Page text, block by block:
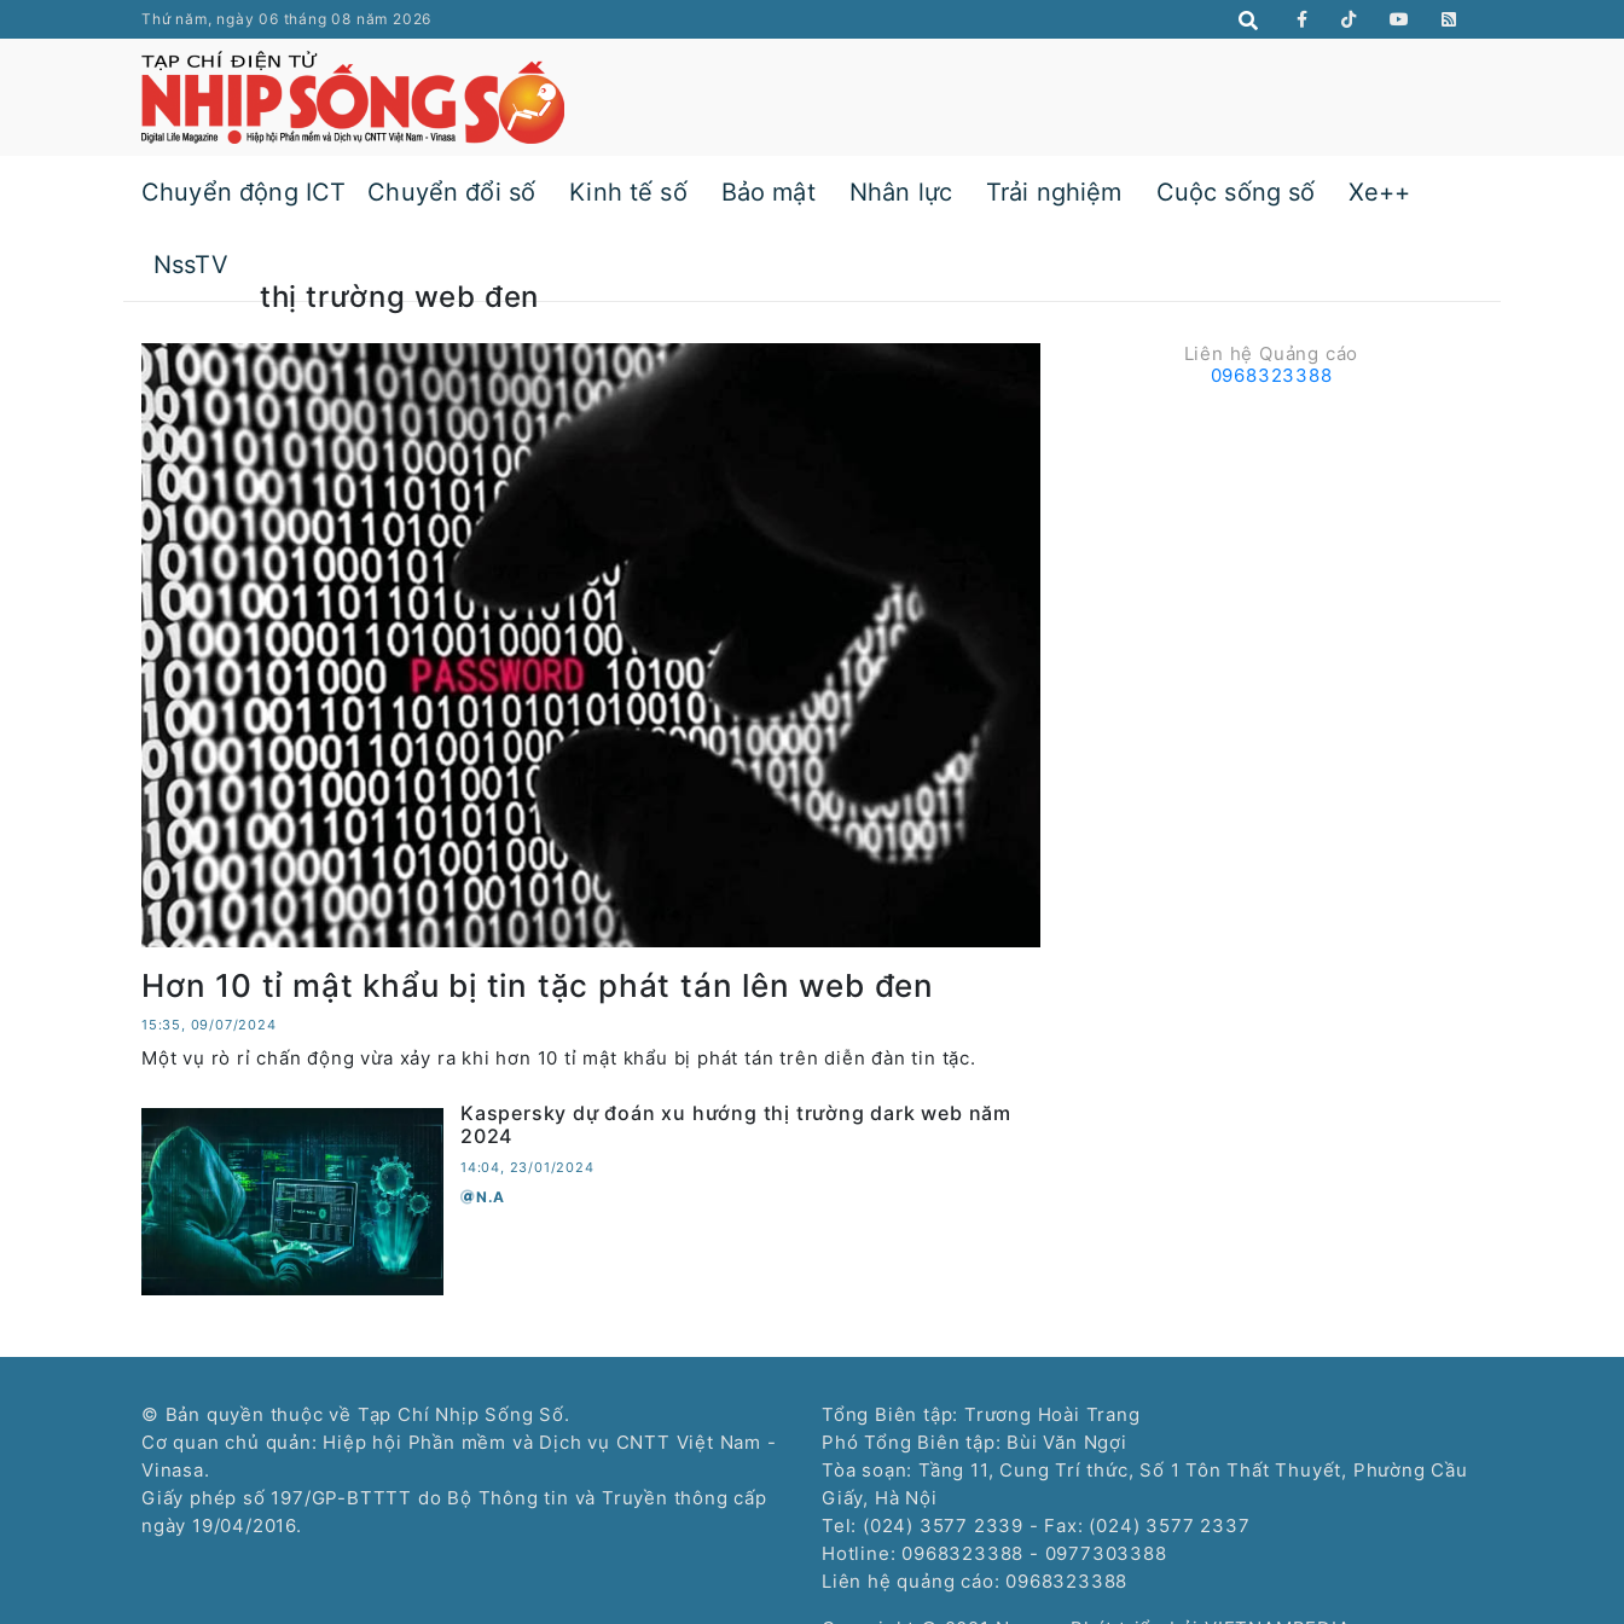
Thứ năm, ngày 06 tháng 08 năm 2026
Chuyển động ICT Chuyển đổi số Kinh tế số Bảo mật Nhân lực Trải nghiệm Cuộc sống số Xe++
NssTV
thị trường web đen
Hơn 10 tỉ mật khẩu bị tin tặc phát tán lên web đen
15:35, 09/07/2024
Một vụ rò rỉ chấn động vừa xảy ra khi hơn 10 tỉ mật khẩu bị phát tán trên diễn đàn tin tặc.
Kaspersky dự đoán xu hướng thị trường dark web năm
2024
14:04, 23/01/2024
N.A
Liên hệ Quảng cáo
0968323388
© Bản quyền thuộc về Tạp Chí Nhịp Sống Số.
Cơ quan chủ quản: Hiệp hội Phần mềm và Dịch vụ CNTT Việt Nam -
Vinasa.
Giấy phép số 197/GP-BTTTT do Bộ Thông tin và Truyền thông cấp
ngày 19/04/2016.
Tổng Biên tập: Trương Hoài Trang
Phó Tổng Biên tập: Bùi Văn Ngợi
Tòa soạn: Tầng 11, Cung Trí thức, Số 1 Tôn Thất Thuyết, Phường Cầu
Giấy, Hà Nội
Tel: (024) 3577 2339 - Fax: (024) 3577 2337
Hotline: 0968323388 - 0977303388
Liên hệ quảng cáo: 0968323388